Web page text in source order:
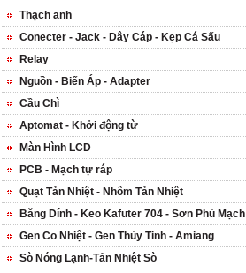
Thạch anh
Conecter - Jack - Dây Cáp - Kẹp Cá Sấu
Relay
Nguồn - Biến Áp - Adapter
Cầu Chì
Aptomat - Khởi động từ
Màn Hình LCD
PCB - Mạch tự ráp
Quạt Tản Nhiệt - Nhôm Tản Nhiệt
Băng Dính - Keo Kafuter 704 - Sơn Phủ Mạch
Gen Co Nhiệt - Gen Thủy Tinh - Amiang
Sò Nóng Lạnh-Tản Nhiệt Sò